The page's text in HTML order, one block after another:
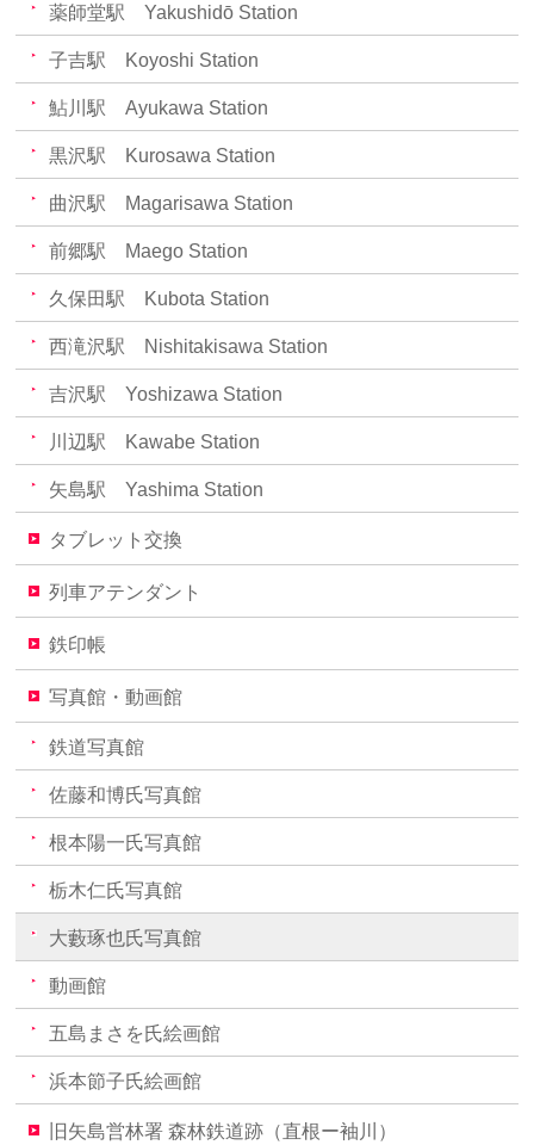
薬師堂駅 Yakushidō Station
子吉駅 Koyoshi Station
鮎川駅 Ayukawa Station
黒沢駅 Kurosawa Station
曲沢駅 Magarisawa Station
前郷駅 Maego Station
久保田駅 Kubota Station
西滝沢駅 Nishitakisawa Station
吉沢駅 Yoshizawa Station
川辺駅 Kawabe Station
矢島駅 Yashima Station
タブレット交換
列車アテンダント
鉄印帳
写真館・動画館
鉄道写真館
佐藤和博氏写真館
根本陽一氏写真館
栃木仁氏写真館
大藪琢也氏写真館
動画館
五島まさを氏絵画館
浜本節子氏絵画館
旧矢島営林署 森林鉄道跡（直根ー袖川）